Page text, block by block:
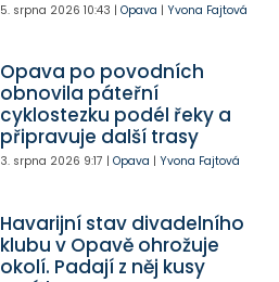
5. srpna 2026 10:43 | Opava | Yvona Fajtová
Opava po povodních
obnovila páteřní
cyklostezku podél řeky a
připravuje další trasy
3. srpna 2026 9:17 | Opava | Yvona Fajtová
Havarijní stav divadelního
klubu v Opavě ohrožuje
okolí. Padají z něj kusy